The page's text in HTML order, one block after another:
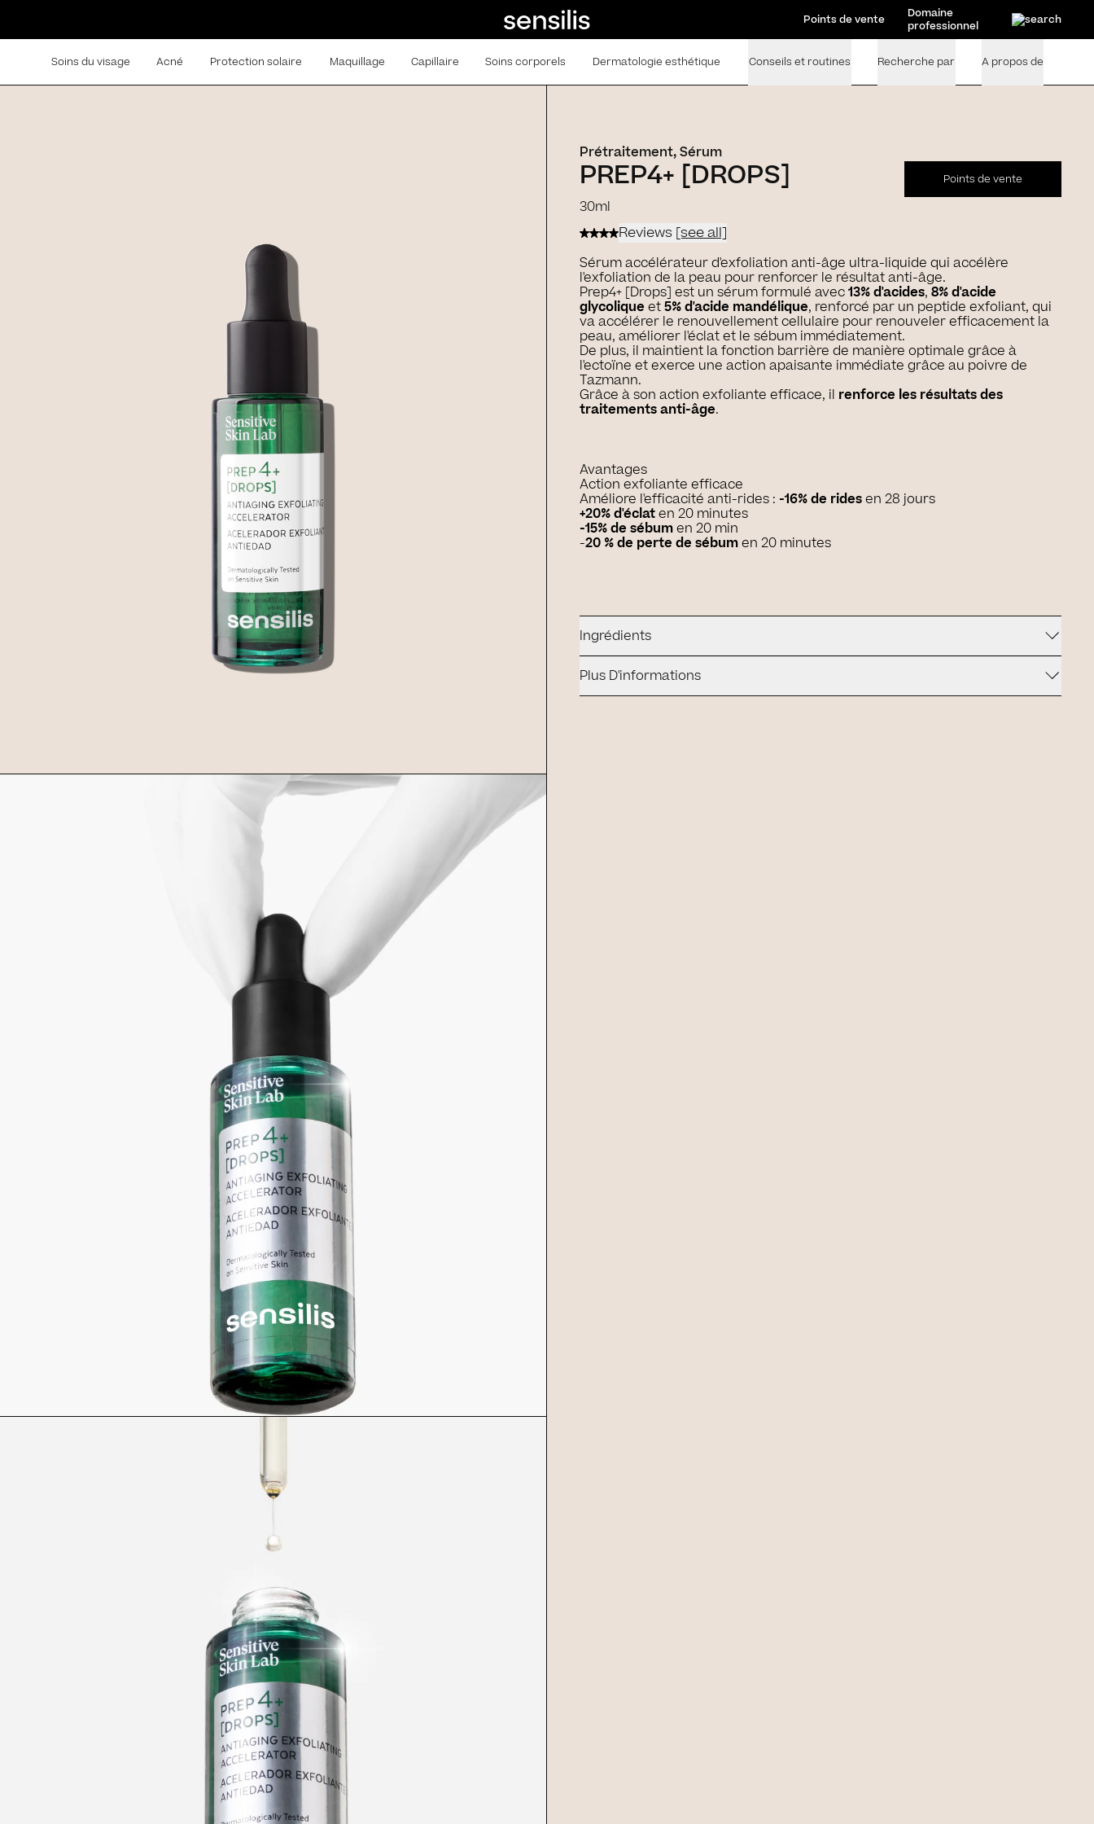
Points de vente
Domaine
professionnel
Soins du visage Acné Protection solaire Maquillage Capillaire Soins corporels Dermatologie esthétique Conseils et routines Recherche par A propos de
Prétraitement, Sérum
PREP4+ [DROPS] Points de vente
30ml
Reviews [see all]
Sérum accélérateur d'exfoliation anti-âge ultra-liquide qui accélère
l'exfoliation de la peau pour renforcer le résultat anti-âge.
Prep4+ [Drops] est un sérum formulé avec13% d'acides, 8% d'acide
glycolique et5% d'acide mandélique, renforcé par un peptide exfoliant, qui
va accélérer le renouvellement cellulaire pour renouveler efficacement la
peau, améliorer l'éclat et le sébum immédiatement.
De plus, il maintient la fonction barrière de manière optimale grâce à
l'ectoïne et exerce une action apaisante immédiate grâce au poivre de
Tazmann.
Grâce à son action exfoliante efficace, il renforce les résultats des
traitements anti-âge.
Avantages
Action exfoliante efficace
Améliore l'efficacité anti-rides : -16% de ridesen 28 jours
+20% d'éclaten 20 minutes
-15% de sébumen 20 min
-20 % de perte de sébumen 20 minutes
Ingrédients
Plus D'informations